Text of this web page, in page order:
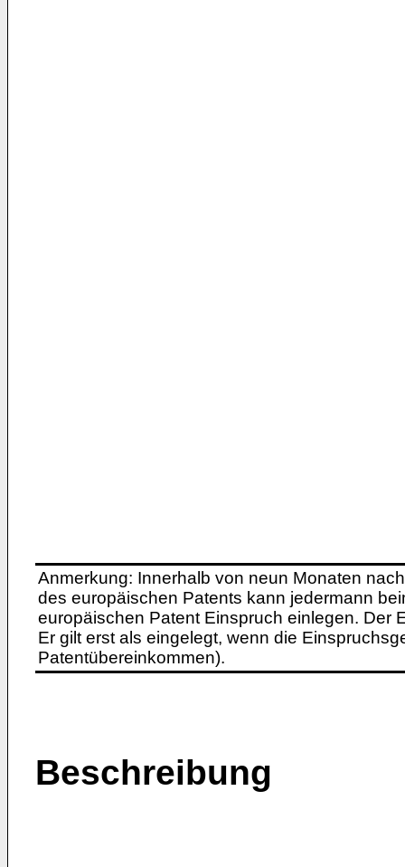
Anmerkung: Innerhalb von neun Monaten
des europäischen Patents kann jedermann
europäischen Patent Einspruch einlegen. Der
Er gilt erst als eingelegt, wenn die
Patentübereinkommen).
Beschreibung